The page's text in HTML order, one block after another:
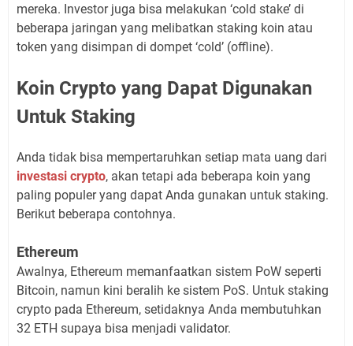
mereka. Investor juga bisa melakukan ‘cold stake’ di
beberapa jaringan yang melibatkan staking koin atau
token yang disimpan di dompet ‘cold’ (offline).
Koin Crypto yang Dapat Digunakan
Untuk Staking
Anda tidak bisa mempertaruhkan setiap mata uang dari
investasi crypto, akan tetapi ada beberapa koin yang
paling populer yang dapat Anda gunakan untuk staking.
Berikut beberapa contohnya.
Ethereum
Awalnya, Ethereum memanfaatkan sistem PoW seperti
Bitcoin, namun kini beralih ke sistem PoS. Untuk staking
crypto pada Ethereum, setidaknya Anda membutuhkan
32 ETH supaya bisa menjadi validator.